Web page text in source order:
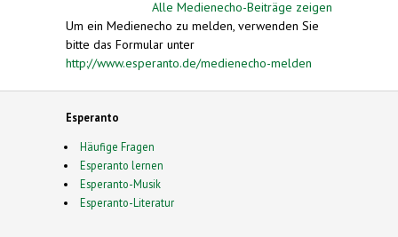
Alle Medienecho-Beiträge zeigen
Um ein Medienecho zu melden, verwenden Sie
bitte das Formular unter
http://www.esperanto.de/medienecho-melden
Esperanto
Häufige Fragen
Esperanto lernen
Esperanto-Musik
Esperanto-Literatur